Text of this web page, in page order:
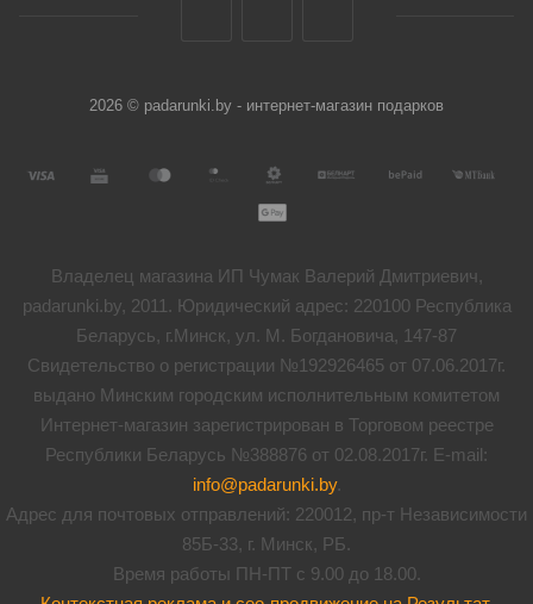
2026 © padarunki.by - интернет-магазин подарков
Владелец магазина ИП Чумак Валерий Дмитриевич,
padarunki.by, 2011. Юридический адрес: 220100 Республика
Беларусь, г.Минск, ул. М. Богдановича, 147-87
Свидетельство о регистрации №192926465 от 07.06.2017г.
выдано Минским городским исполнительным комитетом
Интернет-магазин зарегистрирован в Торговом реестре
Республики Беларусь №388876 от 02.08.2017г. E-mail:
info@padarunki.by.
Адрес для почтовых отправлений: 220012, пр-т Независимости
85Б-33, г. Минск, РБ.
Время работы ПН-ПТ с 9.00 до 18.00.